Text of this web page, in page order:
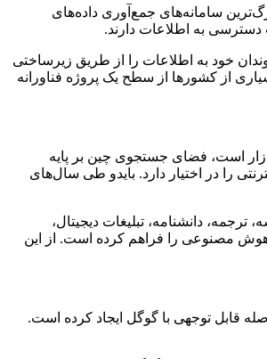
سامانه‌های جمع‌آوری داده‌های
به اطلاعات دارند.
خود به اطلاعات را از طریق زیرساختی
از کشورها از سطح یک پروژه فناورانه
است، فضای جستجوی چین بر پایه
بازیگر این بازار به شمار می‌رود و سهمی بیش از ۶۰ درصد از جستجوهای اینترنتی را در اختیار دارد. بایدو طی سال‌های
دانشنامه، تبلیغات دیجیتال،
مصنوعی را فراهم کرده است. از این
بازار جستجوی روسیه را در اختیار دارد و فاصله قابل توجهی با گوگل ایجاد کرده است.